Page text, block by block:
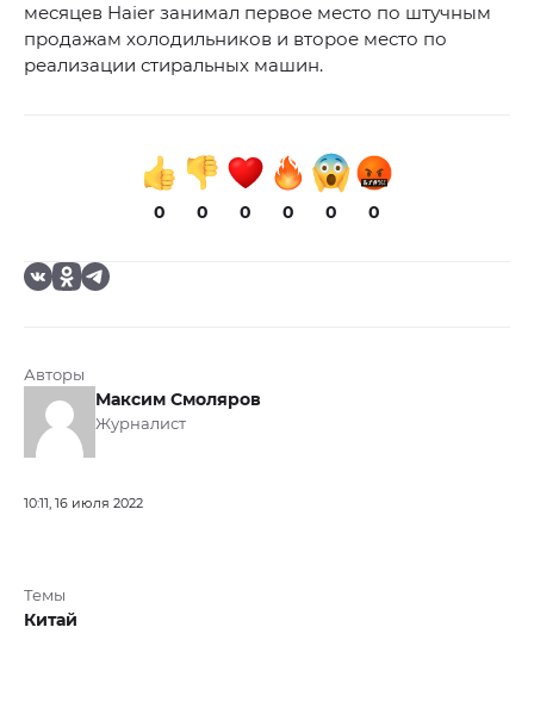
месяцев Haier занимал первое место по штучным
продажам холодильников и второе место по
реализации стиральных машин.
0 0 0 0 0 0
Авторы
Максим Смоляров
Журналист
10:11, 16 июля 2022
Темы
Китай